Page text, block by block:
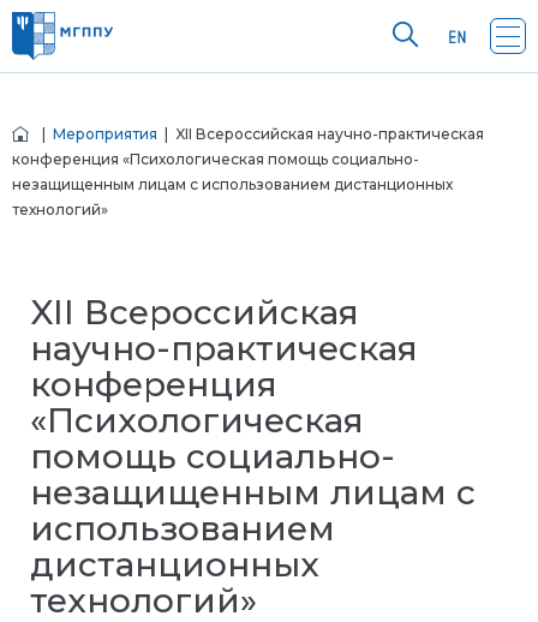
Мероприятия | XII Всероссийская научно-практическая
конференция «Психологическая помощь социально-
незащищенным лицам с использованием дистанционных
технологий»
XII Всероссийская
научно-практическая
конференция
«Психологическая
помощь социально-
незащищенным лицам с
использованием
дистанционных
технологий»